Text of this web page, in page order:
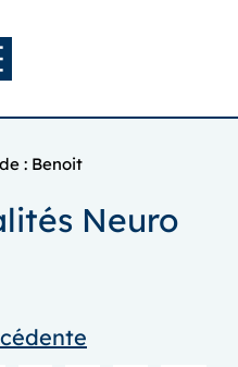
: Benoit
Neuro